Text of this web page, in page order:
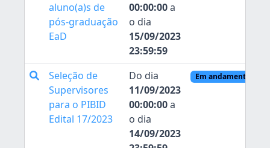
aluno(a)s de
pós-graduação
EaD
00:00:00a
o dia
15/09/2023
23:59:59
Seleção de
Supervisores
para o PIBID
Edital 17/2023
Do dia
11/09/2023
00:00:00a
o dia
14/09/2023
Em andamento